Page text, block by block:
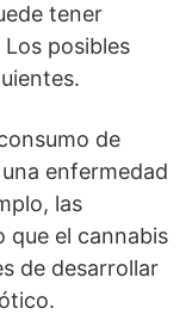
tener
posibles
de
enfermedad
las
que el cannabis
de desarrollar